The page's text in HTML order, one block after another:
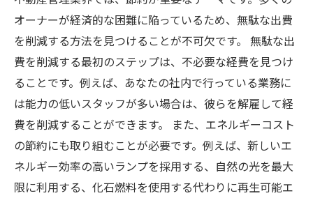
オーナーが経済的な困難に陥っているため、無駄な出費
を削減する方法を見つけることが不可欠です。 無駄な出
費を削減する最初のステップは、不必要な経費を見つけ
ることです。例えば、あなたの社内で行っている業務に
は能力の低いスタッフが多い場合は、彼らを解雇して経
費を削減することができます。 また、エネルギーコスト
の節約にも取り組むことが必要です。例えば、新しいエ
ネルギー効率の高いランプを採用する、自然の光を最大
限に利用する、化石燃料を使用する代わりに再生可能エ